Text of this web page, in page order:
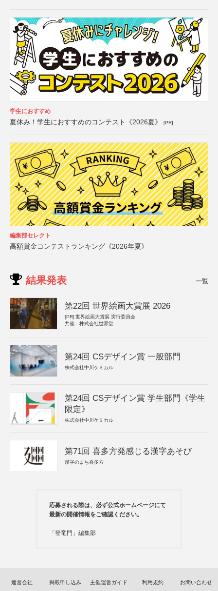
学生におすすめ
夏休み！学生におすすめのコンテスト《2026夏》 [PR]
編集部セレクト
高額賞金コンテストランキング《2026年夏》
結果発表 一覧
第22回 世界絵画大賞展 2026
[PR] 世界絵画大賞展 実行委員会
共催：株式会社世界堂
第24回 CSデザイン賞 一般部門
株式会社中川ケミカル
第24回 CSデザイン賞 学生部門《学生
限定》
株式会社中川ケミカル
第71回 喜多方発感じる漢字あそび
漢字のまち喜多方
応募される際は、必ず公式ホームページにて
最新の開催情報をご確認ください。
「登竜門」編集部
運営会社 掲載申し込み 主催運営ガイド 利用規約 お問い合わせ